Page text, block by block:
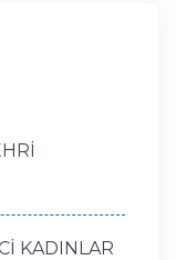
KADINLAR